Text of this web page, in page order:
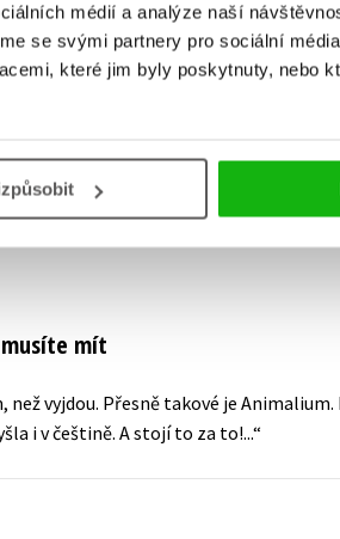
médií a analýze naší
se svými partnery pro sociální
které jim byly poskytnuty, nebo
vkládat pouze registrovaní uživatelé
mít
vyjdou. Přesně takové je
i v češtině. A stojí to za to!...“